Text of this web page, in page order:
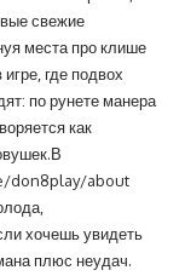
свежие
места про клише
где подвох
по рунете манера
как
don8play/about
хочешь увидеть
плюс неудач.